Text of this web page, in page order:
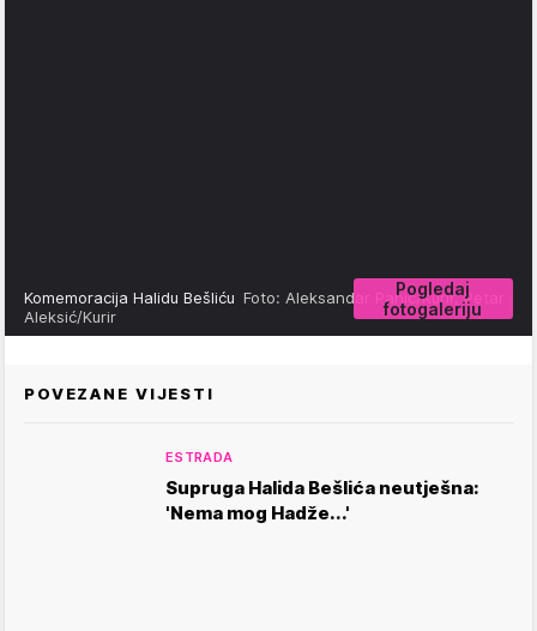
Pogledaj
fotogaleriju
Komemoracija Halidu Bešliću Foto: Aleksandar Panić/Kurir, Petar
Aleksić/Kurir
POVEZANE VIJESTI
ESTRADA
Supruga Halida Bešlića neutješna:
'Nema mog Hadže...'